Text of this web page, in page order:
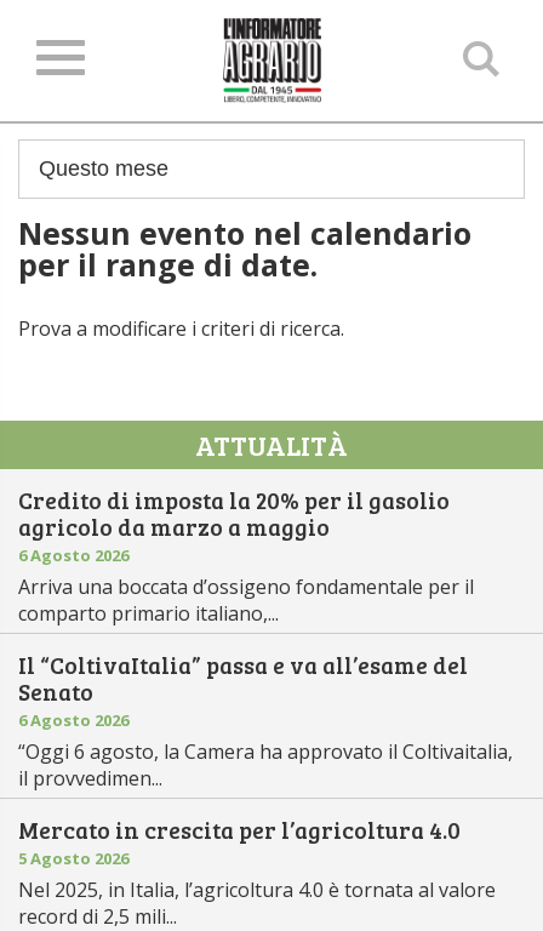
Nessun evento nel calendario
per il range di date.
Prova a modificare i criteri di ricerca.
ATTUALITÀ
Credito di imposta la 20% per il gasolio
agricolo da marzo a maggio
6 Agosto 2026
Arriva una boccata d’ossigeno fondamentale per il
comparto primario italiano,...
Il “ColtivaItalia” passa e va all’esame del
Senato
6 Agosto 2026
“Oggi 6 agosto, la Camera ha approvato il Coltivaitalia,
il provvedimen...
Mercato in crescita per l’agricoltura 4.0
5 Agosto 2026
Nel 2025, in Italia, l’agricoltura 4.0 è tornata al valore
record di 2,5 mili...